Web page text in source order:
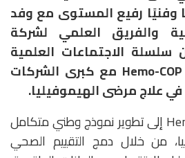
وفنيًا رفيع المستوى مع وفد
والفريق العلمي لشركة
الاجتماعات العلمية
التي تنفذها مبادرة Hemo-COP مع كبرى الشركات
علاج مرضى الهيموفيليا.
وتهدف مبادرة Hemo-COP إلى تطوير نموذج وطني متكامل
من خلال دمج التقييم الصحي